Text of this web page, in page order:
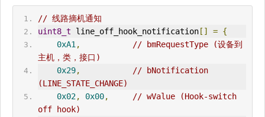
// 线路摘机通知
uint8_t line_off_hook_notification[] = {
0xA1 , // bmRequestType (设备到
主机，类，接口)
0x29,
// bNotification
(L INE_STATE_CHANGE)
0x02, 0x00,
// wValue (Hook-switch
off hook)